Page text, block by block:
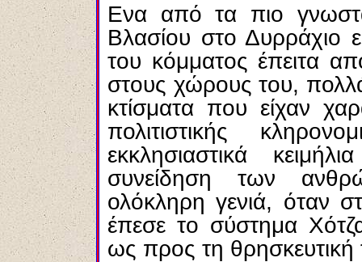
Ενα από τα πιο
Βλασίου στο Δυρράχιο
του κόμματος έπειτα
στους χώρους του,
κτίσματα που είχαν
πολιτιστικής
εκκλησιαστικά
συνείδηση των
ολόκληρη γενιά, όταν
έπεσε το σύστημα
ως προς τη θρησκευτική